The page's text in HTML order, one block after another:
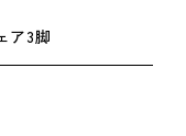
ア3脚